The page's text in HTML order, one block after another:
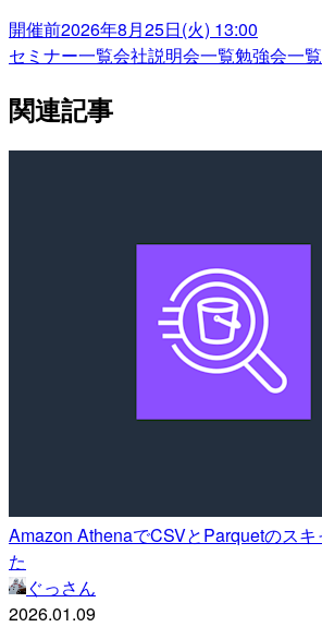
開催前2026年8月25日(火) 13:00
セミナー一覧会社説明会一覧勉強会一覧
関連記事
Amazon AthenaでCSVとParquetのス
た
ぐっさん
2026.01.09